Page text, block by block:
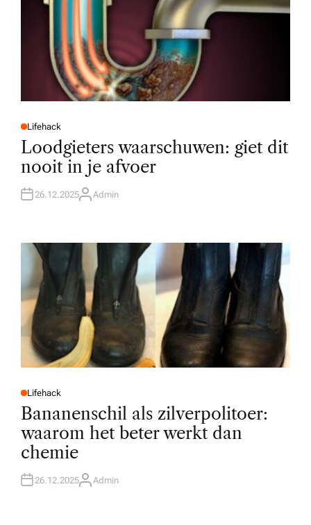
P
O
E
D
N
Lifehack
Loodgieters waarschuwen: giet dit
nooit in je afvoer
26.12.2025A
R
Admin
P
O
E
D
I
N
Lifehack
Bananenschil als zilverpolitoer:
waarom het beter werkt dan
chemie
26.12.2025A
Admin